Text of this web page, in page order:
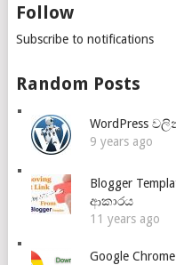
Follow
Subscribe to notifications
Random Posts
WordPress
9 years ago
Blogger
ආකාරය
11 years ago
Google